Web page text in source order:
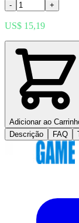
- +
US$ 15,19
Adicionar ao
Descrição
FAQ